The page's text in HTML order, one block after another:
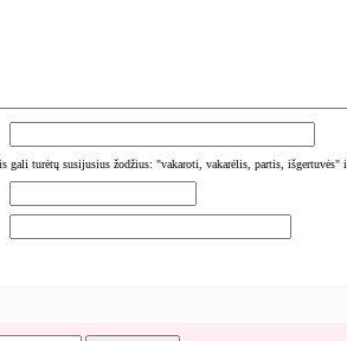
gali turėtų susijusius žodžius: "vakaroti, vakarėlis, partis, išgertuvės"